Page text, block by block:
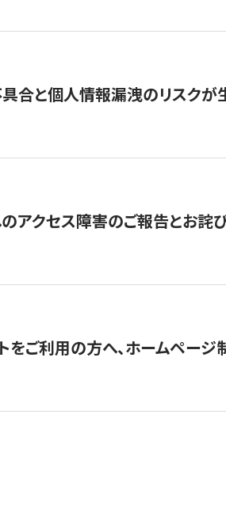
合と個人情報漏洩のリスクが
アクセス障害のご報告とお詫
をご利用の方へ、ホームペー